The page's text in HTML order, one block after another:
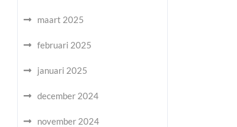
maart 2025
februari 2025
januari 2025
december 2024
november 2024